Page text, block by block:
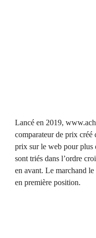
Lancé en 2019,
comparateur de prix
prix sur le web pour
sont triés dans l’ordre
en avant. Le marchand
en première position.